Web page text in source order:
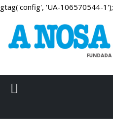
gtag('config', 'UA-106570544-1');